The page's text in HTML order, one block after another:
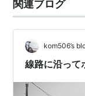
接続路線
粟生駅で、神鉄
に接続している
関連ブログ
kom506’s
線路に沿って